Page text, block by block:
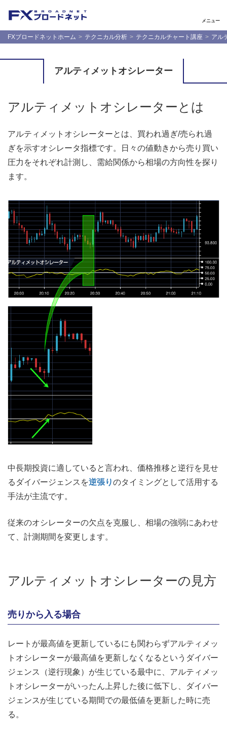
メニュー
FXブロードネットホーム テクニカル分析 テクニカルチャート講座 アル
アルティメットオシレーター
アルティメットオシレーターとは
アルティメットオシレーターとは、買われ過ぎ/売られ過
ぎを示すオシレータ指標です。日々の値動きから売り買い
圧力をそれぞれ計測し、需給関係から相場の方向性を探り
ます。
中長期投資に適していると言われ、価格推移と逆行を見せ
るダイバージェンスを逆張りのタイミングとして活用する
手法が主流です。
従来のオシレーターの欠点を克服し、相場の強弱にあわせ
て、計測期間を変更します。
アルティメットオシレーターの見方
売りから入る場合
レートが最高値を更新しているにも関わらずアルティメッ
トオシレーターが最高値を更新しなくなるというダイバー
ジェンス（逆行現象）が生じている最中に、アルティメッ
トオシレーターがいったん上昇した後に低下し、ダイバー
ジェンスが生じている期間での最低値を更新した時に売
る。